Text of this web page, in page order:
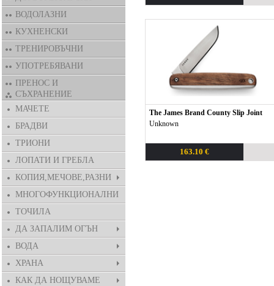
ВОДОЛАЗНИ
КУХНЕНСКИ
ТРЕНИРОВЪЧНИ
УПОТРЕБЯВАНИ
ПРЕНОС И
СЪХРАНЕНИЕ
МАЧЕТЕ
БРАДВИ
ТРИОНИ
ЛОПАТИ И ГРЕБЛА
КОПИЯ,МЕЧОВЕ,РАЗНИ
МНОГОФУНКЦИОНАЛНИ
ТОЧИЛА
ДА ЗАПАЛИМ ОГЪН
ВОДА
ХРАНА
КАК ДА НОЩУВАМЕ
The James Brand County Slip Joint
Unknown
163.10 €